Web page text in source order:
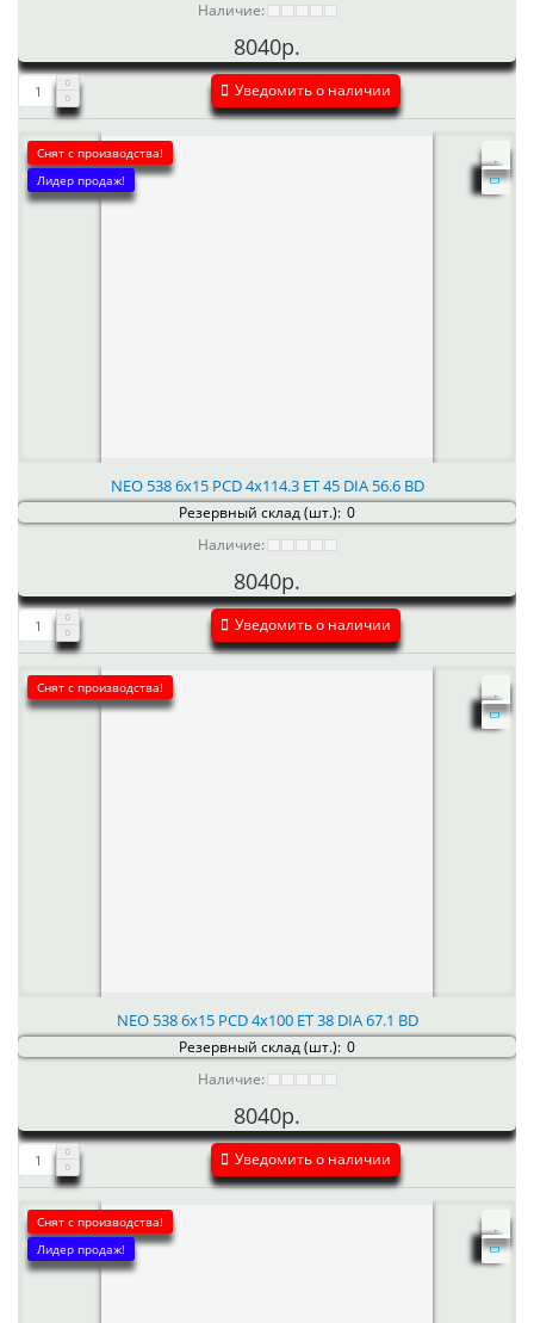
Наличие:
8040р.
Уведомить о наличии
Снят с производства!
Лидер продаж!
NEO 538 6x15 PCD 4x114.3 ET 45 DIA 56.6 BD
Резервный склад (шт.): 0
Наличие:
8040р.
Уведомить о наличии
Снят с производства!
NEO 538 6x15 PCD 4x100 ET 38 DIA 67.1 BD
Резервный склад (шт.): 0
Наличие:
8040р.
Уведомить о наличии
Снят с производства!
Лидер продаж!